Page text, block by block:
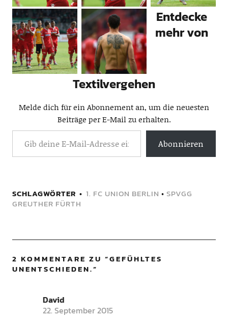
Entdecke
mehr von
Textilvergehen
Melde dich für ein Abonnement an, um die neuesten
Beiträge per E-Mail zu erhalten.
Abonnieren
SCHLAGWÖRTER 1. FC UNION BERLIN • SPVGG
GREUTHER FÜRTH
2 KOMMENTARE ZU “GEFÜHLTES
UNENTSCHIEDEN.”
David
22. September 2015